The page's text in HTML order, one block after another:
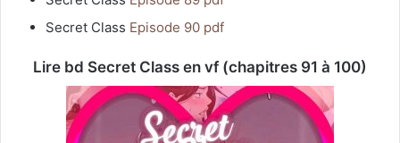
Secret Class Episode 90 pdf
Lire bd Secret Class en vf (chapitres 91 à 100)